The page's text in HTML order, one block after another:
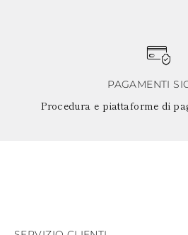
PAGAMENTI
Procedura e piattaforme di